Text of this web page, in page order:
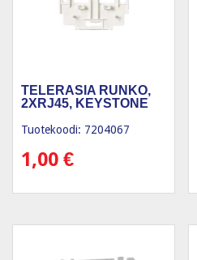
TELERASIA RUNKO,
2XRJ45, KEYSTONE
Tuotekoodi: 7204067
1,00 €